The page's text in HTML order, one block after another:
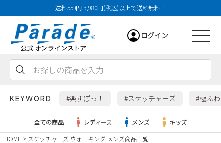
送料550円 3,980円(税込)以上で送料無料！
ログイン
KEYWORD #楽すぽっ！ #スケッチャーズ #極ふ
全ての商品 レディース メンズ
キッズ
HOME
スケッチャーズ ウォーキング メンズ商品一覧
29cm
29.5cm
31cm
32cm
特徴
防水・撥水